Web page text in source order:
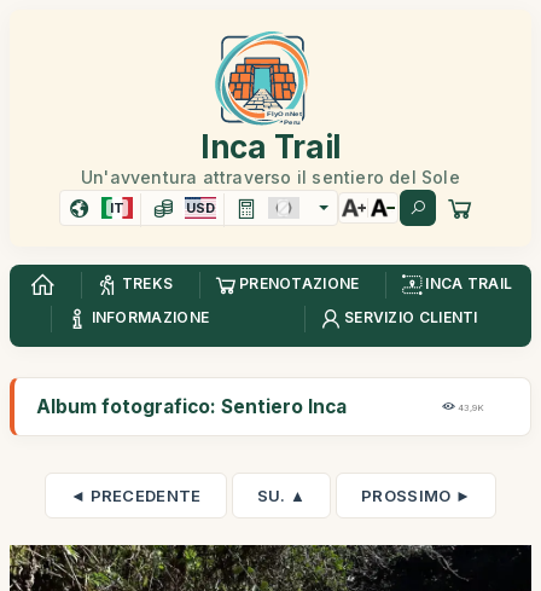
Inca Trail
Un'avventura attraverso il sentiero del Sole
IT USD
TREKS PRENOTAZIONE
INCA TRAIL
INFORMAZIONE
SERVIZIO CLIENTI
Album fotografico: Sentiero Inca 43,9K
◄ PRECEDENTE SU. ▲ PROSSIMO ►